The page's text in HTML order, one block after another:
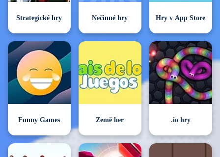
Strategické hry Nečinné hry Hry v App Store
Funny Games Země her .io hry